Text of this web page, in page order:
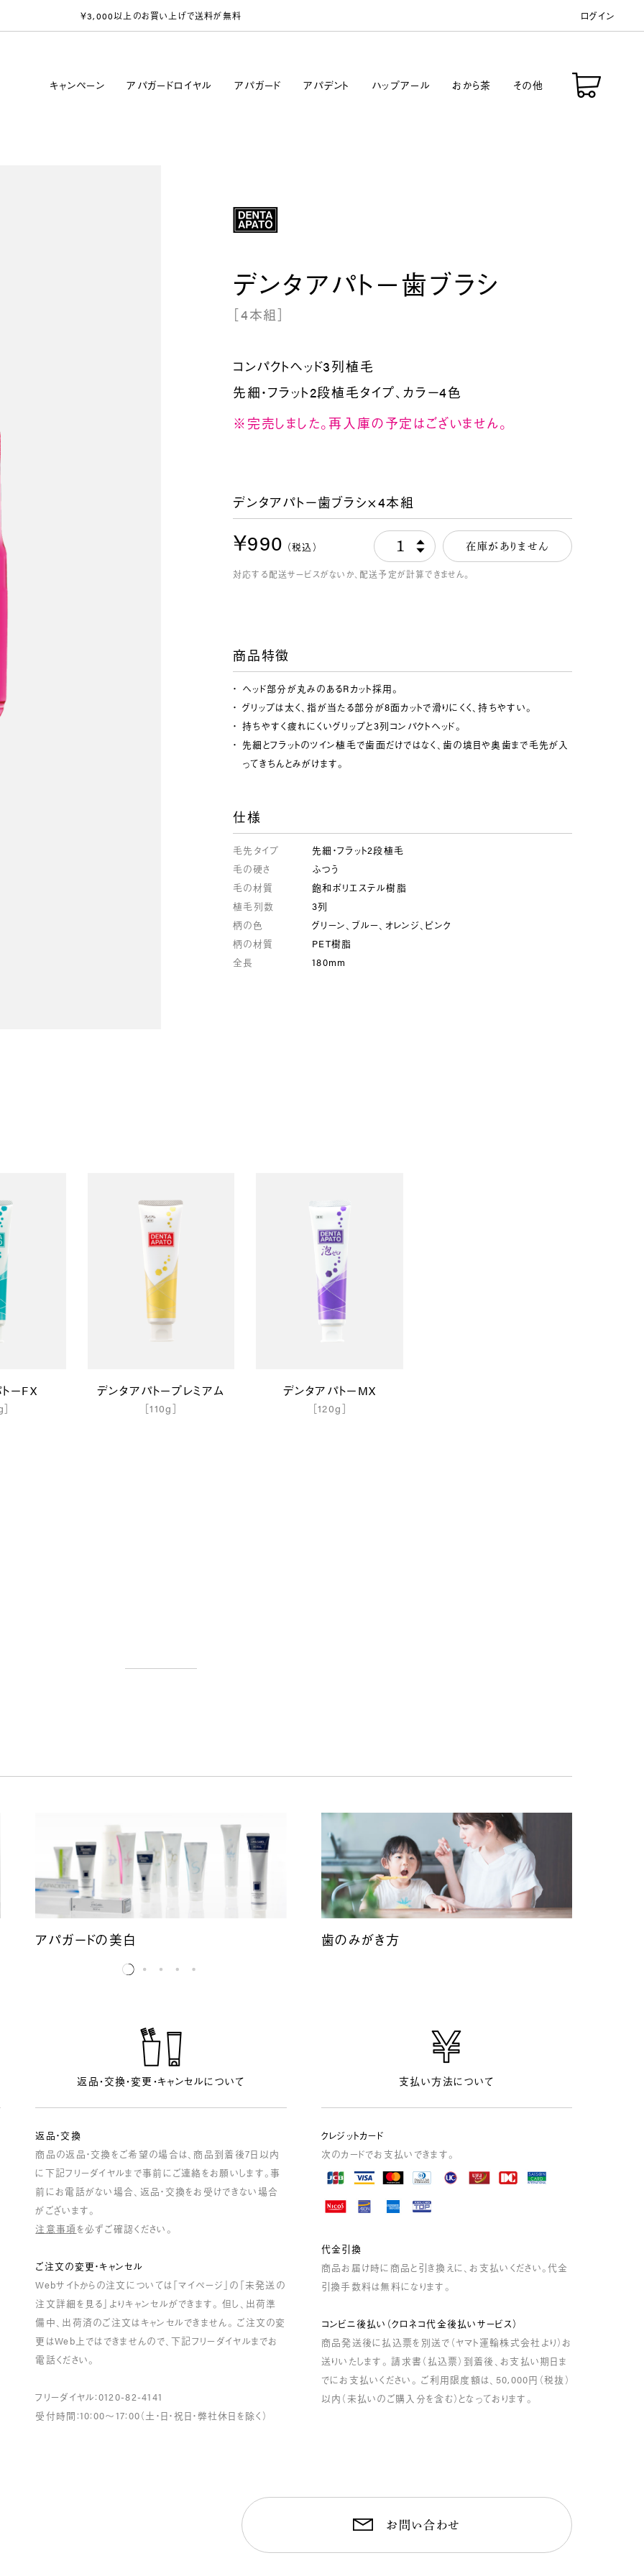
ログイン
￥3,000以上 のお買い上げで送料が無料
キャンペーン アパガードロイヤル アパガード アパデント ハップアール おから茶 その他
デンタアパトー歯ブラシ
［4本組］
コンパクトヘッド3列植毛
先細・フラット2段植毛タイプ、カラー4色
※完売しました。再入庫の予定はございません。
デンタアパトー歯ブラシ×4本組
￥990 （税込） 1 在庫がありません
対応する配送サービスがないか、配送予定が計算できません。
商品特徴
ヘッド部分が丸みのあるRカット採用。
グリップは太く、指が当たる部分が8面カットで滑りにくく、持ちやすい。
持ちやすく疲れにくいグリップと3列コンパクトヘッド。
先細とフラットのツイン植毛で歯面だけではなく、歯の境目や奥歯まで毛先が入
ってきちんとみがけます。
仕様
毛先タイプ
先細・フラット2段植毛
毛の硬さ
ふつう
毛の材質
飽和ポリエステル樹脂
植毛列数
3列
柄の色
グリーン、ブルー、オレンジ、ピンク
柄の材質
PET樹脂
全長
180mm
ーFX デンタアパトープレミアム
［110g］
デンタアパトーMX
［120g］
アパガードの美白 歯のみがき方
返品・交換・変更・キャンセルについて
返品・交換
商品の返品・交換をご希望の場合は、商品到着後7日以内
に下記フリーダイヤルまで事前にご連絡をお願いします。事
前にお電話がない場合、返品・交換をお受けできない場合
がございます。
注意事項 を必ずご確認ください。
ご注文の変更・キャンセル
Webサイトからの注文については「マイページ」の「未発送の
注文詳細を見る」よりキャンセルができます。 但し、出荷準
備中、出荷済のご注文はキャンセルできません。 ご注文の変
更はWeb上ではできませんので、下記フリーダイヤルまでお
電話ください。
フリーダイヤル：0120-82-4141
受付時間：10：00～17：00（土・日・祝日・弊社休日を除く）
支払い方法について
クレジットカード
次のカードでお支払いできます。
代金引換
商品お届け時に商品と引き換えに、お支払いください。代金
引換手数料は無料になります。
コンビニ後払い（クロネコ代金後払いサービス）
商品発送後に払込票を別送で（ヤマト運輸株式会社より）お
送りいたします。 請求書（払込票）到着後、お支払い期日ま
でにお支払いください。 ご利用限度額は、50,000円（税抜）
以内（未払いのご購入分を含む）となっております。
お問い合わせ